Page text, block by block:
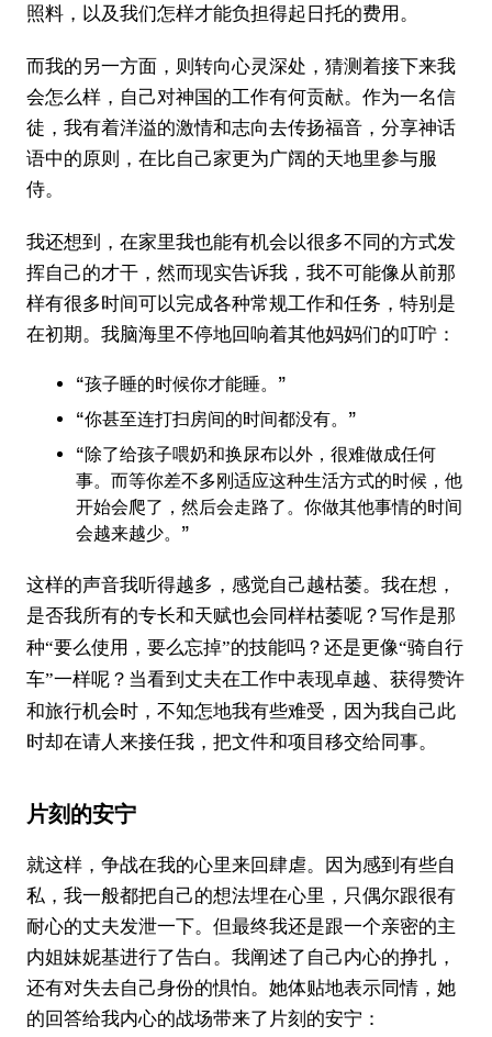
照料，以及我们怎样才能负担得起日托的费用。
而我的另一方面，则转向心灵深处，猜测着接下来我
会怎么样，自己对神国的工作有何贡献。作为一名信
徒，我有着洋溢的激情和志向去传扬福音，分享神话
语中的原则，在比自己家更为广阔的天地里参与服
侍。
我还想到，在家里我也能有机会以很多不同的方式发
挥自己的才干，然而现实告诉我，我不可能像从前那
样有很多时间可以完成各种常规工作和任务，特别是
在初期。我脑海里不停地回响着其他妈妈们的叮咛：
“孩子睡的时候你才能睡。”
“你甚至连打扫房间的时间都没有。”
“除了给孩子喂奶和换尿布以外，很难做成任何
事。而等你差不多刚适应这种生活方式的时候，他
开始会爬了，然后会走路了。你做其他事情的时间
会越来越少。”
这样的声音我听得越多，感觉自己越枯萎。我在想，
是否我所有的专长和天赋也会同样枯萎呢？ 写作是那
种“要么使用，要么忘掉”的技能吗？还是更像“骑自行
车”一样呢？ 当看到丈夫在工作中表现卓越、获得赞许
和旅行机会时，不知怎地我有些难受，因为我自己此
时却在请人来接任我，把文件和项目移交给同事。
片刻的安宁
就这样，争战在我的心里来回肆虐。因为感到有些自
私，我一般都把自己的想法埋在心里，只偶尔跟很有
耐心的丈夫发泄一下。但最终我还是跟一个亲密的主
内姐妹妮基进行了告白。我阐述了自己内心的挣扎，
还有对失去自己身份的惧怕。她体贴地表示同情，她
的回答给我内心的战场带来了片刻的安宁：